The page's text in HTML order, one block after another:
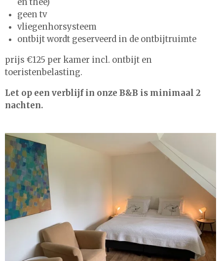
en thee)
geen tv
vliegenhorsysteem
ontbijt wordt geserveerd in de ontbijtruimte
prijs €125 per kamer incl. ontbijt en
toeristenbelasting.
Let op een verblijf in onze B&B is minimaal 2
nachten.